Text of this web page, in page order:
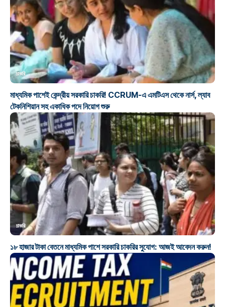
চাকরি
মাধ্যমিক পাশেই কেন্দ্রীয় সরকারি চাকরি! CCRUM-এ এমটিএস থেকে নার্স, ল্যাব
টেকনিশিয়ান সহ একাধিক পদে নিয়োগ শুরু
চাকরি
১৮ হাজার টাকা বেতনে মাধ্যমিক পাশে সরকারি চাকরির সুযোগ: আজই আবেদন করুন!